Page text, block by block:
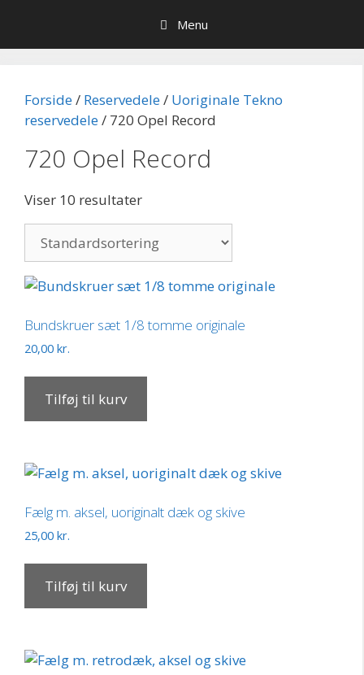
indhold
Menu
Forside/ Reservedele/ Uoriginale Tekno
reservedele/ 720 Opel Record
720 Opel Record
Viser 10 resultater
Bundskruer sæt 1/8 tomme originale
20,00 kr.
Tilføj til kurv
Fælg m. aksel, uoriginalt dæk og skive
25,00 kr.
Tilføj til kurv